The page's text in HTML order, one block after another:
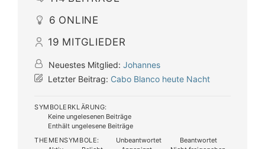
6 ONLINE
19 MITGLIEDER
Neuestes Mitglied: Johannes
Letzter Beitrag: Cabo Blanco heute Nacht
SYMBOLERKLÄRUNG:
Keine ungelesenen Beiträge
Enthält ungelesene Beiträge
THEMENSYMBOLE:
Unbeantwortet
Beantwortet